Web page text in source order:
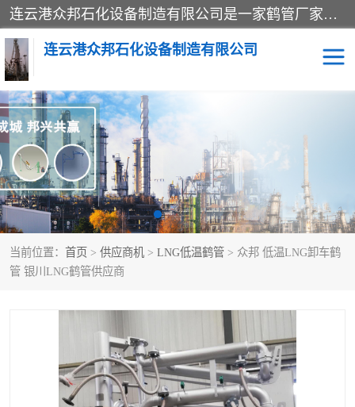
连云港众邦石化设备制造有限公司是一家鹤管厂家主营：鹤管、装车鹤管等，是致力于石油、石化等流体装卸设备(主要产品如鹤管、输油臂、脱缆钩等)的咨询、设计、制造、检测、安装指导、系统调试、维修维护等业务的公司。
连云港众邦石化设备制造有限公司
当前位置： 首页 > 供应商机 > LNG低温鹤管 > 众邦 低温LNG卸车鹤
管 银川LNG鹤管供应商
鹤管 顶部装卸鹤管
底部装卸鹤管 LNG低温鹤管
液氨鹤管 液化气鹤管
鹤管配件 活动梯栈台
撬装系统设备 装车鹤管